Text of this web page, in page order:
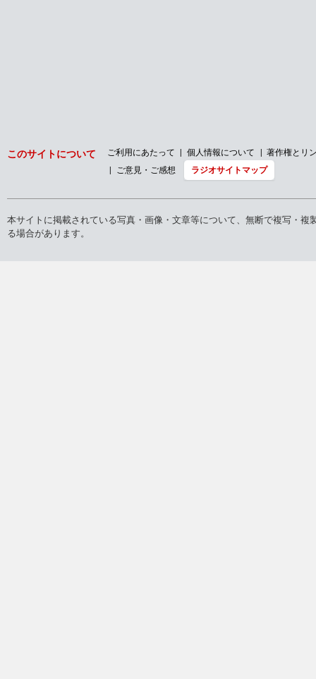
このサイトについて ご利用にあたって 個人情報について
著作権とリ
ご意見・ご感想
ラジオサイトマップ
本サイトに掲載されている写真・画像・文章等について、無断で複写・
る場合があります。